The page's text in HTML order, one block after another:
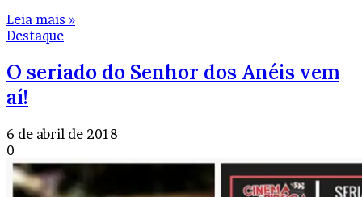
Leia mais »
Destaque
O seriado do Senhor dos Anéis vem
aí!
6 de abril de 2018
0